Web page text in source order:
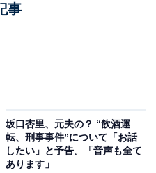
事
坂口杏里、元夫の？ “飲酒運
転、刑事事件”について「お話
したい」と予告。「音声も全て
あります」